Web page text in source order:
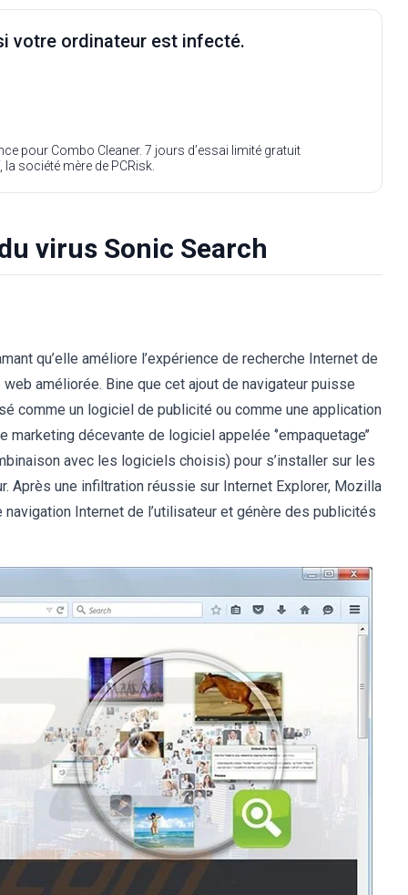
votre ordinateur est infecté.
pour Combo Cleaner. 7 jours d’essai limité gratuit
, la société mère de PCRisk.
virus Sonic Search
qu’elle améliore l’expérience de recherche Internet de
améliorée. Bine que cet ajout de navigateur puisse
comme un logiciel de publicité ou comme une application
décevante de logiciel appelée ‘’empaquetage’’
avec les logiciels choisis) pour s’installer sur les
Après une infiltration réussie sur Internet Explorer, Mozilla
Internet de l’utilisateur et génère des publicités